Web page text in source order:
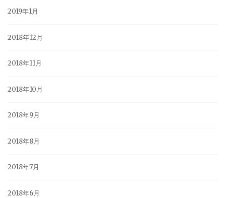
2019年1月
2018年12月
2018年11月
2018年10月
2018年9月
2018年8月
2018年7月
2018年6月